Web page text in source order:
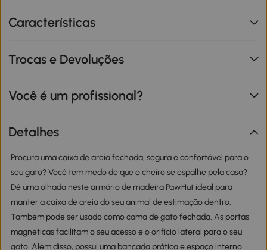
Características
Trocas e Devoluções
Você é um profissional?
Detalhes
Procura uma caixa de areia fechada, segura e confortável para o
seu gato? Você tem medo de que o cheiro se espalhe pela casa?
Dê uma olhada neste armário de madeira PawHut ideal para
manter a caixa de areia do seu animal de estimação dentro.
Também pode ser usado como cama de gato fechada. As portas
magnéticas facilitam o seu acesso e o orifício lateral para o seu
gato. Além disso, possui uma bancada prática e espaço interno